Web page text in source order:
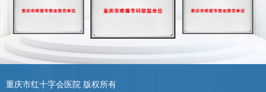
重庆市红十字会医院 版权所有